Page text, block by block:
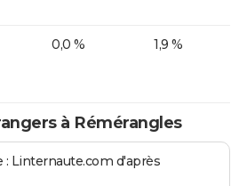
0,0 % 1,9 %
à Rémérangles
: Linternaute.com d'après